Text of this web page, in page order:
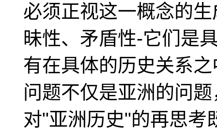
必须正视这一概念的
昧性、矛盾性-它们是
有在具体的历史关系
问题不仅是亚洲的问
对"亚洲历史"的再思考